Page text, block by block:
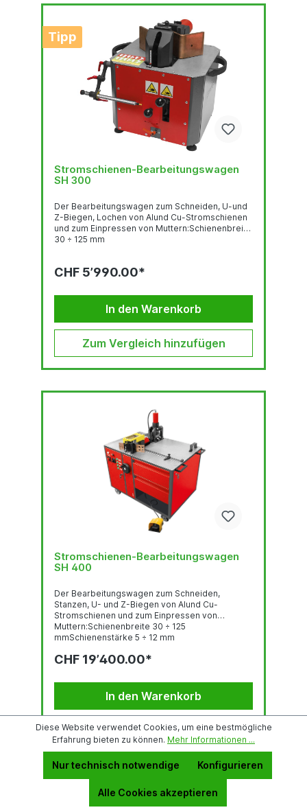
Tipp
Stromschienen-Bearbeitungswagen
SH 300
Der Bearbeitungswagen zum Schneiden, U-und
Z-Biegen, Lochen von Alund Cu-Stromschienen
und zum Einpressen von Muttern:Schienenbreite
30 ÷ 125 mm
CHF 5’990.00*
In den Warenkorb
Zum Vergleich hinzufügen
Stromschienen-Bearbeitungswagen
SH 400
Der Bearbeitungswagen zum Schneiden,
Stanzen, U- und Z-Biegen von Alund Cu-
Stromschienen und zum Einpressen von
Muttern:Schienenbreite 30 ÷ 125
mmSchienenstärke 5 ÷ 12 mm
CHF 19’400.00*
In den Warenkorb
Zum Vergleich hinzufügen
Diese Website verwendet Cookies, um eine bestmögliche
Erfahrung bieten zu können. Mehr Informationen ...
Nur technisch notwendige Konfigurieren
Alle Cookies akzeptieren